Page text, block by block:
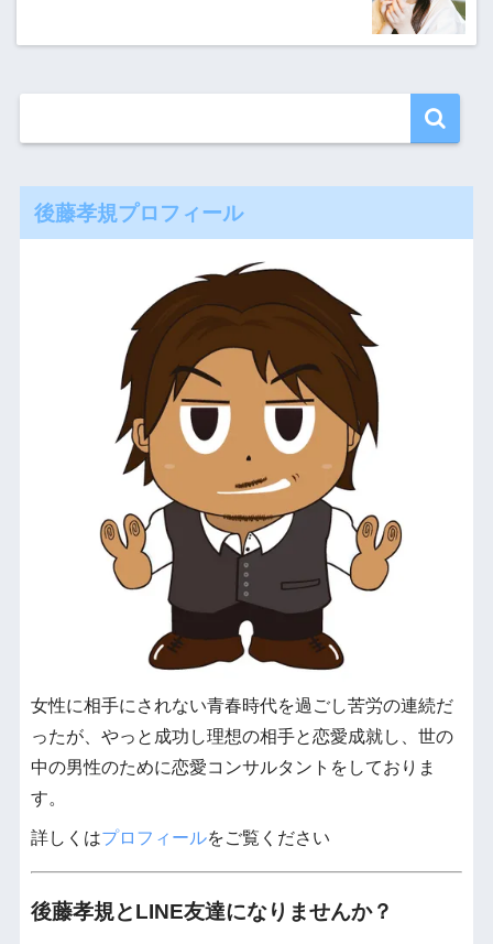
後藤孝規プロフィール
女性に相手にされない青春時代を過ごし苦労の連続だ
ったが、やっと成功し理想の相手と恋愛成就し、世の
中の男性のために恋愛コンサルタントをしておりま
す。
詳しくはプロフィールをご覧ください
後藤孝規とLINE友達になりませんか？